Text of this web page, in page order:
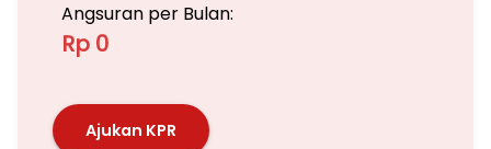
Angsuran per Bulan:
Rp 0
Ajukan KPR